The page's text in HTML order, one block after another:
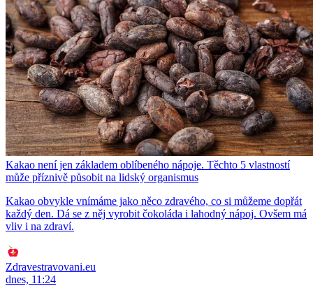
Kakao není jen základem oblíbeného nápoje. Těchto 5 vlastností
může příznivě působit na lidský organismus
Kakao obvykle vnímáme jako něco zdravého, co si můžeme dopřát
každý den. Dá se z něj vyrobit čokoláda i lahodný nápoj. Ovšem má
vliv i na zdraví.
Zdravestravovani.eu
dnes, 11:24